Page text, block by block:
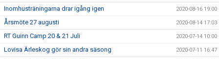
Inomhusträningarna drar igång igen 2020-08-16 19:00
Årsmöte 27 augusti 2020-08-14 17:03
RT Guinn Camp 20 & 21 Juli 2020-07-14 10:00
Lovisa Ärleskog gör sin andra säsong 2020-07-11 16:47